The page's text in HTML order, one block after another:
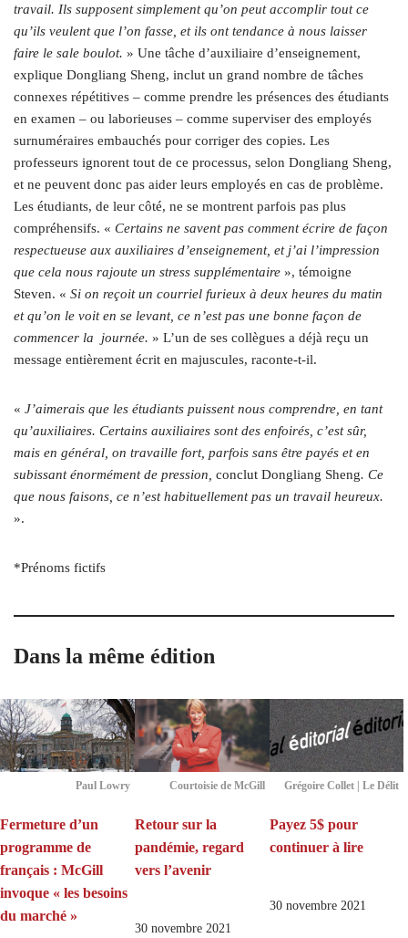
travail. Ils supposent simplement qu’on peut accomplir tout ce
qu’ils veulent que l’on fasse, et ils ont tendance à nous laisser
faire le sale boulot. » Une tâche d’auxiliaire d’enseignement,
explique Dongliang Sheng, inclut un grand nombre de tâches
connexes répétitives – comme prendre les présences des étudiants
en examen – ou laborieuses – comme superviser des employés
surnuméraires embauchés pour corriger des copies. Les
professeurs ignorent tout de ce processus, selon Dongliang Sheng,
et ne peuvent donc pas aider leurs employés en cas de problème.
Les étudiants, de leur côté, ne se montrent parfois pas plus
compréhensifs. « Certains ne savent pas comment écrire de façon
respectueuse aux auxiliaires d’enseignement, et j’ai l’impression
que cela nous rajoute un stress supplémentaire », témoigne
Steven. « Si on reçoit un courriel furieux à deux heures du matin
et qu’on le voit en se levant, ce n’est pas une bonne façon de
commencer la journée. » L’un de ses collègues a déjà reçu un
message entièrement écrit en majuscules, raconte-t-il.
« J’aimerais que les étudiants puissent nous comprendre, en tant
qu’auxiliaires. Certains auxiliaires sont des enfoirés, c’est sûr,
mais en général, on travaille fort, parfois sans être payés et en
subissant énormément de pression, conclut Dongliang Sheng. Ce
que nous faisons, ce n’est habituellement pas un travail heureux.
».
*Prénoms fictifs
Dans la même édition
Paul Lowry
Fermeture d’un
programme de
français : McGill
invoque « les besoins
du marché »
Courtoisie de McGill
Retour sur la
pandémie, regard
vers l’avenir
30 novembre 2021
Grégoire Collet | Le Délit
Payez 5$ pour
continuer à lire
30 novembre 2021